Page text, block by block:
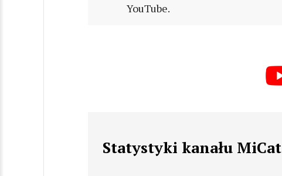
YouTube.
Statystyki kanału MiCat